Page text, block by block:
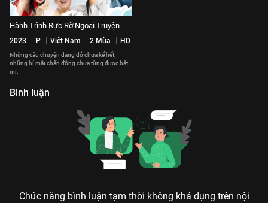
Hành Trình Rực Rỡ Ngoại Truyện
2023 P Việt Nam 2 Mùa HD
Những câu chuyện dang dở chưa kể hết,
những bí mật chấn động chưa từng được bật
mí.
Bình luận
Chức năng bình luận tạm thời không khả dụng trên nội